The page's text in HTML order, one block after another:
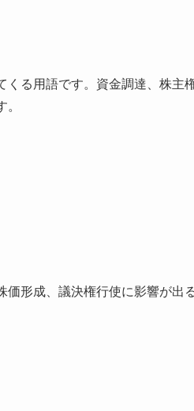
る用語です。資金調達、株主
価形成、議決権行使に影響が出